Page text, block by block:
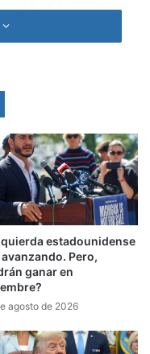
el organismo
iraníes
«La agresión
peligrosa
fuego«,concluye
reportaron
de Sirik, así
Bandar Abbas
la ubicación y el
estadounidense
Pero,
ganar en
agosto de 2026